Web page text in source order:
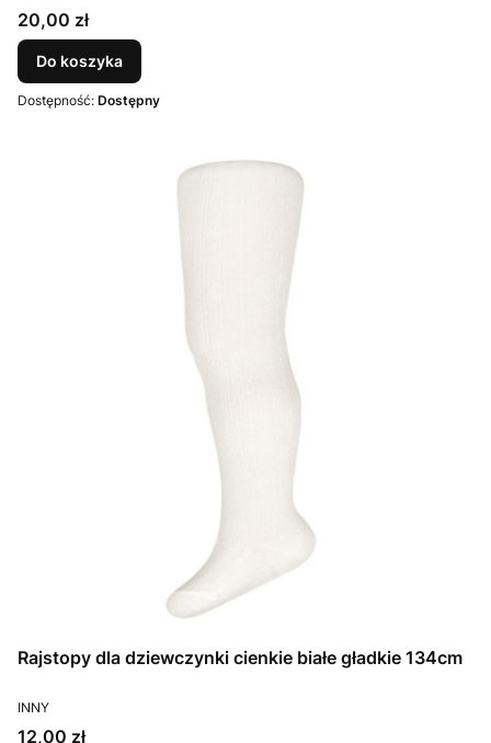
Cena
20,00 zł
Do koszyka
Dostępność: Dostępny
Rajstopy dla dziewczynki cienkie białe gładkie 134cm
PRODUCENT
INNY
Cena
12,00 zł